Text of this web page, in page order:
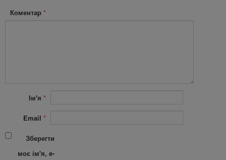
Коментар *
Ім'я *
Email *
Зберегти
моє ім'я, e-